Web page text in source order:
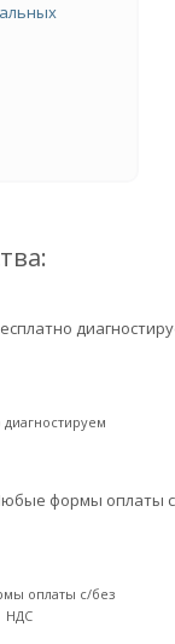
диагностируем
оплаты с/без
НДС